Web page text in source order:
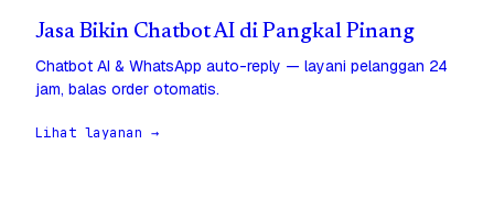
Jasa Bikin Chatbot AI di Pangkal Pinang
Chatbot AI & WhatsApp auto-reply — layani pelanggan 24
jam, balas order otomatis.
Lihat layanan →